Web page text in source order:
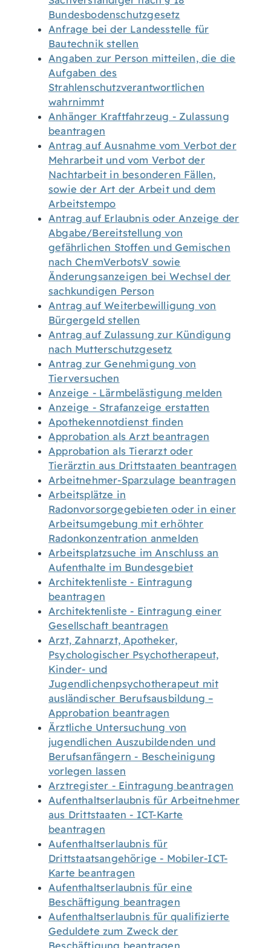
Bundesbodenschutzgesetz
Anfrage bei der Landesstelle für
Bautechnik stellen
Angaben zur Person mitteilen, die die
Aufgaben des
Strahlenschutzverantwortlichen
wahrnimmt
Anhänger Kraftfahrzeug - Zulassung
beantragen
Antrag auf Ausnahme vom Verbot der
Mehrarbeit und vom Verbot der
Nachtarbeit in besonderen Fällen,
sowie der Art der Arbeit und dem
Arbeitstempo
Antrag auf Erlaubnis oder Anzeige der
Abgabe/Bereitstellung von
gefährlichen Stoffen und Gemischen
nach ChemVerbotsV sowie
Änderungsanzeigen bei Wechsel der
sachkundigen Person
Antrag auf Weiterbewilligung von
Bürgergeld stellen
Antrag auf Zulassung zur Kündigung
nach Mutterschutzgesetz
Antrag zur Genehmigung von
Tierversuchen
Anzeige - Lärmbelästigung melden
Anzeige - Strafanzeige erstatten
Apothekennotdienst finden
Approbation als Arzt beantragen
Approbation als Tierarzt oder
Tierärztin aus Drittstaaten beantragen
Arbeitnehmer-Sparzulage beantragen
Arbeitsplätze in
Radonvorsorgegebieten oder in einer
Arbeitsumgebung mit erhöhter
Radonkonzentration anmelden
Arbeitsplatzsuche im Anschluss an
Aufenthalte im Bundesgebiet
Architektenliste - Eintragung
beantragen
Architektenliste - Eintragung einer
Gesellschaft beantragen
Arzt, Zahnarzt, Apotheker,
Psychologischer Psychotherapeut,
Kinder- und
Jugendlichenpsychotherapeut mit
ausländischer Berufsausbildung –
Approbation beantragen
Ärztliche Untersuchung von
jugendlichen Auszubildenden und
Berufsanfängern - Bescheinigung
vorlegen lassen
Arztregister - Eintragung beantragen
Aufenthaltserlaubnis für Arbeitnehmer
aus Drittstaaten - ICT-Karte
beantragen
Aufenthaltserlaubnis für
Drittstaatsangehörige - Mobiler-ICT-
Karte beantragen
Aufenthaltserlaubnis für eine
Beschäftigung beantragen
Aufenthaltserlaubnis für qualifizierte
Geduldete zum Zweck der
Beschäftigung beantragen